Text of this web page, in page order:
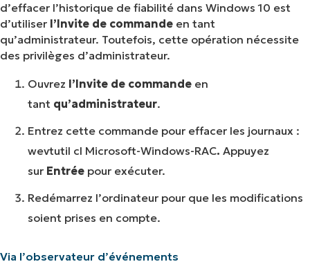
d’effacer l’historique de fiabilité dans Windows 10 est
d’utiliser l’Invite de commande en tant
qu’administrateur. Toutefois, cette opération nécessite
des privilèges d’administrateur.
Ouvrez l’Invite de commande en
tant qu’administrateur.
Entrez cette commande pour effacer les journaux :
wevtutil cl Microsoft-Windows-RAC. Appuyez
sur Entrée pour exécuter.
Redémarrez l’ordinateur pour que les modifications
soient prises en compte.
Via l’observateur d’événements